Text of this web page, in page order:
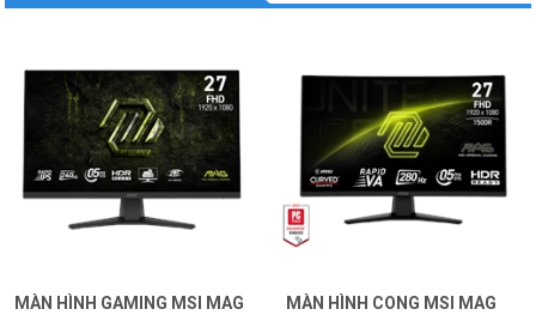
MÀN HÌNH GAMING MSI MAG
MÀN HÌNH CONG MSI MAG